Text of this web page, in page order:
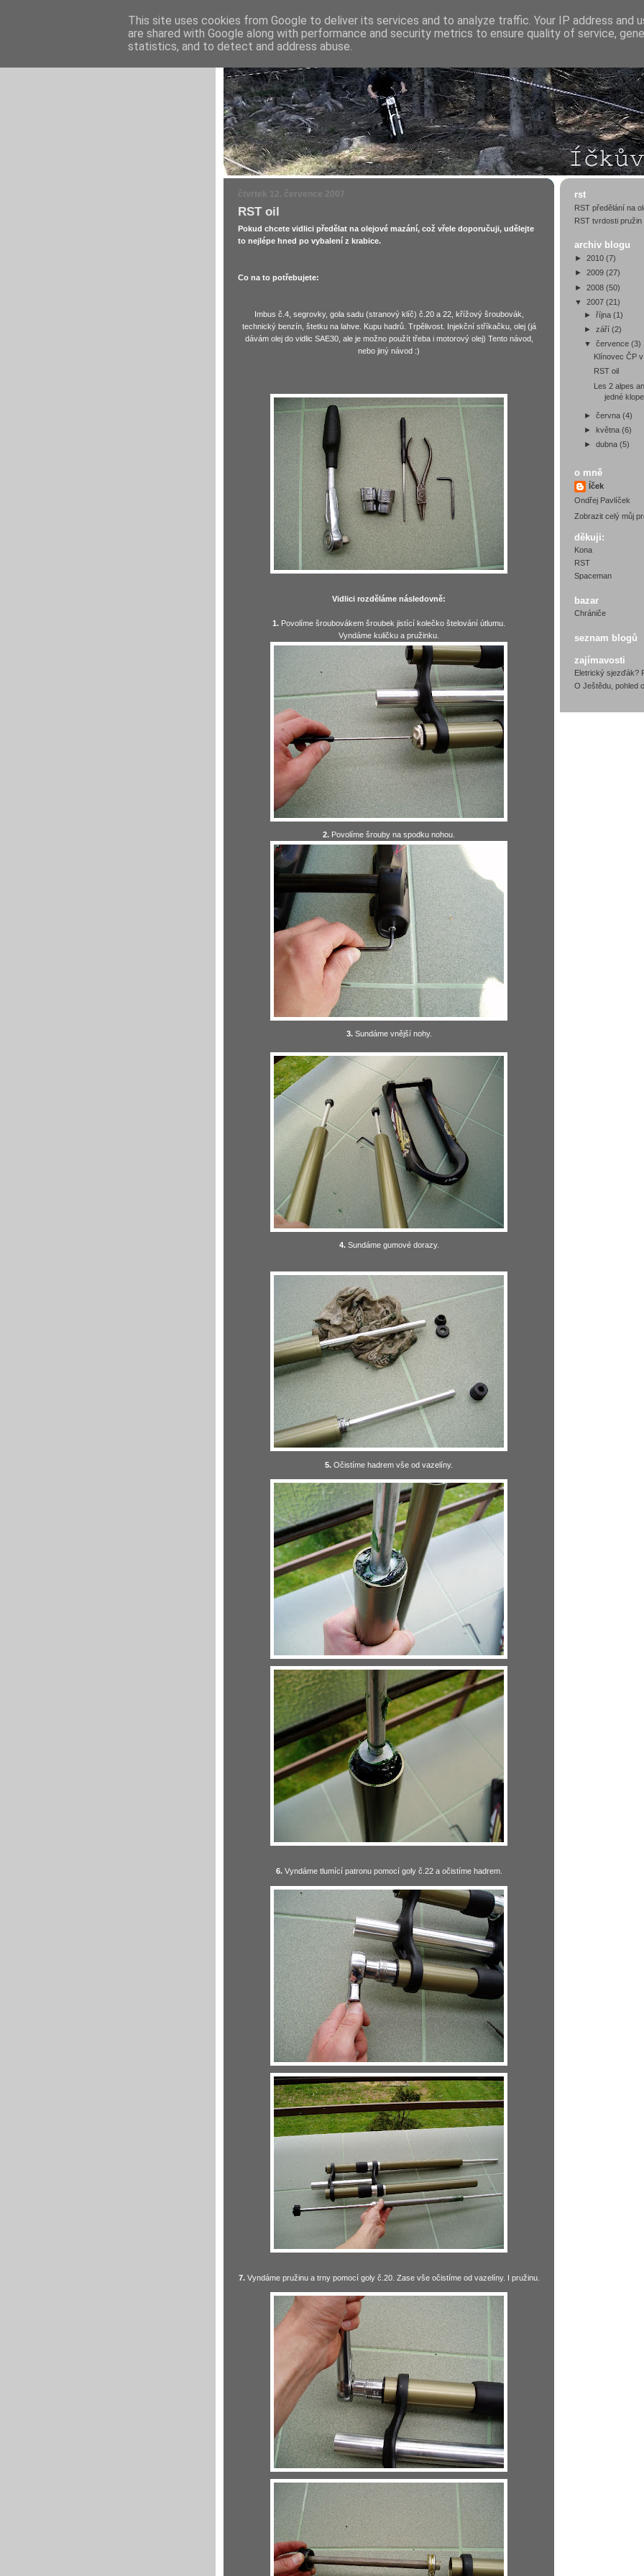
čtvrtek 12. července 2007
RST oil
Pokud chcete vidlici předělat na olejové mazání, což vřele doporučuji, udělejte
to nejlépe hned po vybalení z krabice.
Co na to potřebujete:
Imbus č.4, segrovky, gola sadu (stranový klíč) č.20 a 22, křížový šroubovák,
technický benzín, štetku na lahve. Kupu hadrů. Trpělivost. Injekční stříkačku, olej (já
dávám olej do vidlic SAE30, ale je možno použít třeba i motorový olej) Tento návod,
nebo jiný návod :)
Vidlici rozděláme následovně:
1. Povolíme šroubovákem šroubek jistící kolečko štelování útlumu.
Vyndáme kuličku a pružinku.
2. Povolíme šrouby na spodku nohou.
3.Sundáme vnější nohy.
4.Sundáme gumové dorazy.
5. Očistíme hadrem vše od vazelíny.
6.Vyndáme tlumící patronu pomocí goly č.22 a očistíme hadrem.
7.Vyndáme pružinu a trny pomocí goly č.20. Zase vše očistíme od vazelíny. I pružinu.
rst
RST předělání na
RST tvrdosti pružin
archiv blogu
► 2010 (7)
► 2009 (27)
► 2008 (50)
▼ 2007 (21)
► října (1)
► září (2)
▼ července (3)
Klínovec ČP
RST oil
Les 2 alpes
jedné
► června (4)
► května (6)
► dubna (5)
o mně
Íček
Ondřej Pavlíček
Zobrazit celý můj
děkuji:
Kona
RST
Spaceman
bazar
Chrániče
seznam blogů
zajímavosti
Eletrický sjezďák?
O Ještědu, pohled
This site uses cookies from Google to deliver its services and to analyze traffic. Your IP address and
are shared with Google along with performance and security metrics to ensure quality of service,
statistics, and to detect and address abuse.